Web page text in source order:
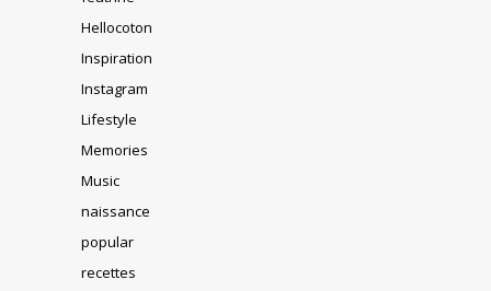
Hellocoton
Inspiration
Instagram
Lifestyle
Memories
Music
naissance
popular
recettes